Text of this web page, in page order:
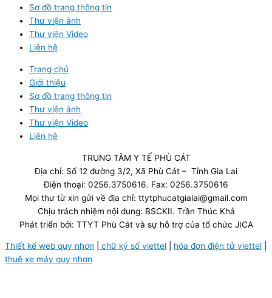
Sơ đồ trang thông tin
Thư viện ảnh
Thư viện Video
Liên hệ
Trang chủ
Giới thiệu
Sơ đồ trang thông tin
Thư viện ảnh
Thư viện Video
Liên hệ
TRUNG TÂM Y TẾ PHÙ CÁT
Địa chỉ: Số 12 đường 3/2, Xã Phù Cát – Tỉnh Gia Lai
Điện thoại: 0256.3750616. Fax: 0256.3750616
Mọi thư từ xin gửi về địa chỉ: ttytphucatgialai@gmail.com
Chịu trách nhiệm nội dung: BSCKII. Trần Thúc Khả
Phát triển bởi: TTYT Phù Cát và sự hỗ trợ của tổ chức JICA
Thiết kế web quy nhơn chữ ký số viettel hóa đơn điện tử viettel
thuê xe máy quy nhơn